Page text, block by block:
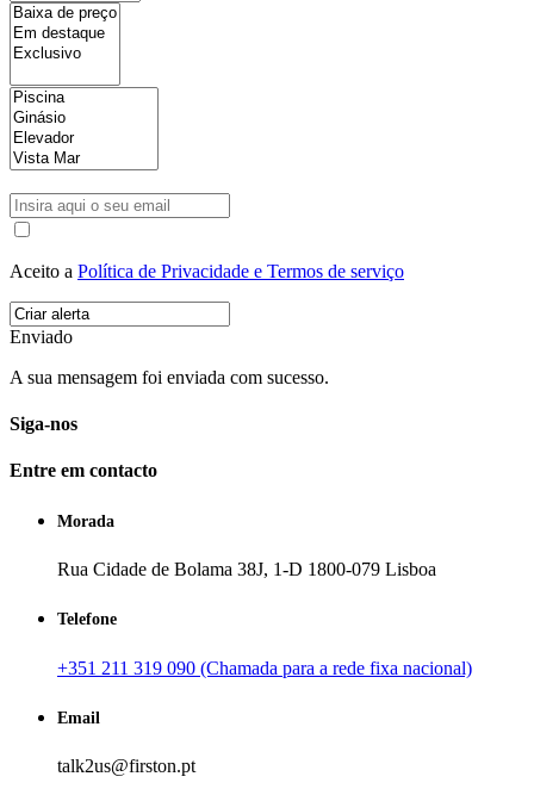
Aceito a Política de Privacidade e Termos de serviço
Enviado
A sua mensagem foi enviada com sucesso.
Siga-nos
Entre em contacto
Morada
Rua Cidade de Bolama 38J, 1-D 1800-079 Lisboa
Telefone
+351 211 319 090 (Chamada para a rede fixa nacional)
Email
talk2us@firston.pt